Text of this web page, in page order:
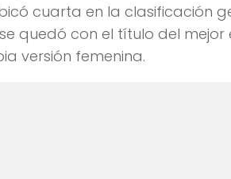
cuarta en la clasificación
se quedó con el título del
versión femenina.